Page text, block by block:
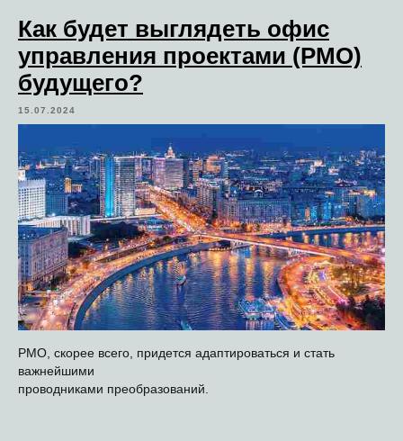
Как будет выглядеть офис
управления проектами (PMO)
будущего?
15.07.2024
PMO, скорее всего, придется адаптироваться и стать
важнейшими
проводниками преобразований.